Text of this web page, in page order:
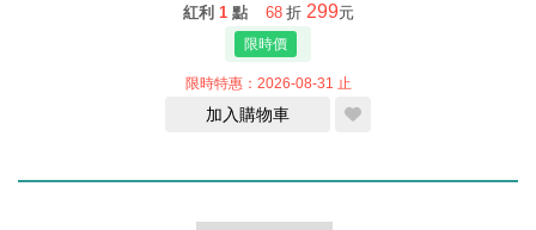
紅利 1 點 68 折 299元
限時特惠：2026-08-31 止
加入購物車